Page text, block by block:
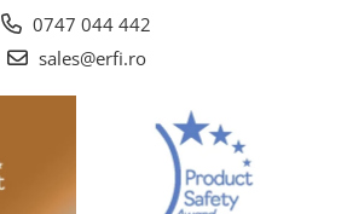
0747 044 442
sales@erfi.ro